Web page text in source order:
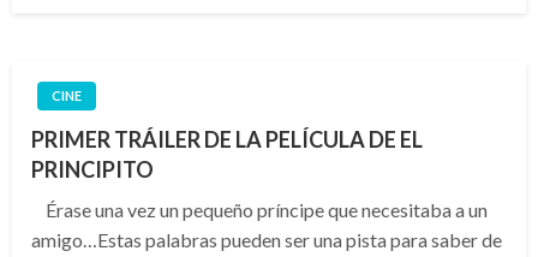
CINE
PRIMER TRÁILER DE LA PELÍCULA DE EL
PRINCIPITO
Érase una vez un pequeño príncipe que necesitaba a un
amigo…Estas palabras pueden ser una pista para saber de